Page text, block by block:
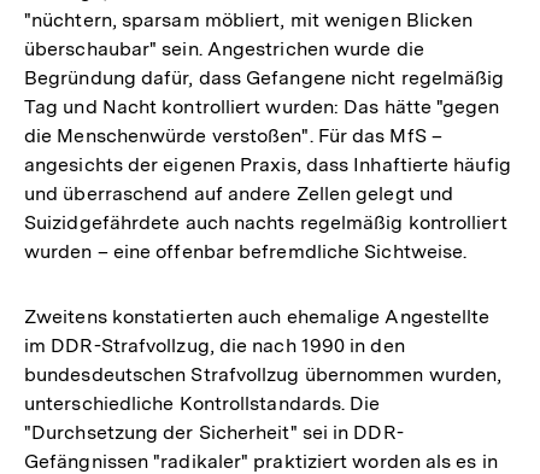
"nüchtern, sparsam möbliert, mit wenigen Blicken
überschaubar" sein. Angestrichen wurde die
Begründung dafür, dass Gefangene nicht regelmäßig
Tag und Nacht kontrolliert wurden: Das hätte "gegen
die Menschenwürde verstoßen". Für das MfS –
angesichts der eigenen Praxis, dass Inhaftierte häufig
und überraschend auf andere Zellen gelegt und
Suizidgefährdete auch nachts regelmäßig kontrolliert
wurden – eine offenbar befremdliche Sichtweise.
Zweitens konstatierten auch ehemalige Angestellte
im DDR-Strafvollzug, die nach 1990 in den
bundesdeutschen Strafvollzug übernommen wurden,
unterschiedliche Kontrollstandards. Die
"Durchsetzung der Sicherheit" sei in DDR-
Gefängnissen "radikaler" praktiziert worden als es in